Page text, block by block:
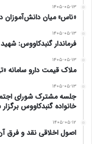
بودند شاگردان زرنگ
خاصی برخوردار
گذشت چندین سال و
که در کلاس درس
عقب مانده ترینهای
۱۴۰۵-۰۵-۱۳
«ناس» میان
۱۴۰۵-۰۵-۱۳
فرماندار گنبدکاووس:
۱۴۰۵-۰۵-۱۳
ملاک قیمت دارو
۱۴۰۵-۰۵-۱۳
جلسه مشترک شورای
خانواده گنبدکاووس
۱۴۰۵-۰۵-۱۲
اصول اخلاقی نقد و فرق